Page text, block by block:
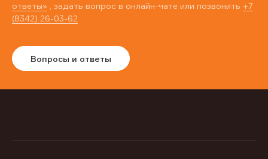
ответы» , задать вопрос в онлайн-чате или позвонить +7
(8342) 26-03-62
Вопросы и ответы